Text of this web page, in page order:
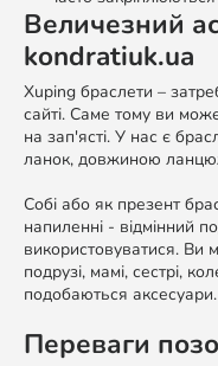
Величезний
kondratiuk.ua
Xuping браслети –
сайті. Саме тому ви
на зап'ясті. У нас є
ланок, довжиною
Собі або як презент
напиленні - відмінний
використовуватися. Ви
подрузі, мамі, сестрі,
подобаються аксесуари.
Переваги